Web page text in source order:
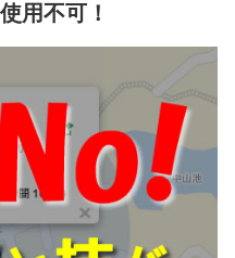
用不可！